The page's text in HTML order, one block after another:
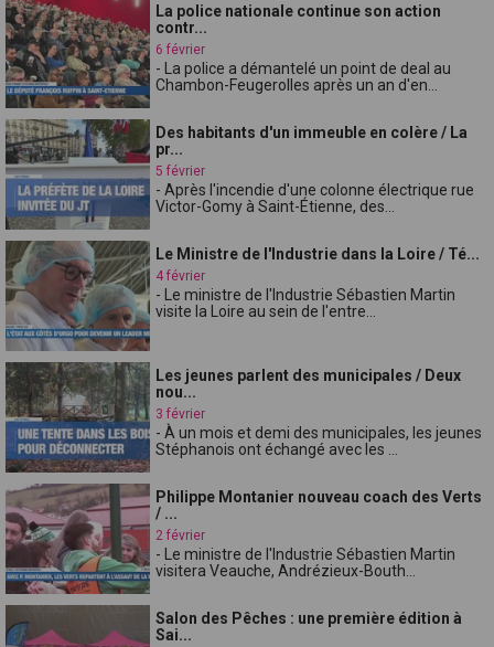
La police nationale continue son action
contr...
6 février
- La police a démantelé un point de deal au
Chambon-Feugerolles après un an d'en...
Des habitants d'un immeuble en colère / La
pr...
5 février
- Après l'incendie d'une colonne électrique rue
Victor-Gomy à Saint-Étienne, des...
Le Ministre de l'Industrie dans la Loire / Té...
4 février
- Le ministre de l'Industrie Sébastien Martin
visite la Loire au sein de l'entre...
Les jeunes parlent des municipales / Deux
nou...
3 février
- À un mois et demi des municipales, les jeunes
Stéphanois ont échangé avec les ...
Philippe Montanier nouveau coach des Verts
/ ...
2 février
- Le ministre de l'Industrie Sébastien Martin
visitera Veauche, Andrézieux-Bouth...
Salon des Pêches : une première édition à
Sai...